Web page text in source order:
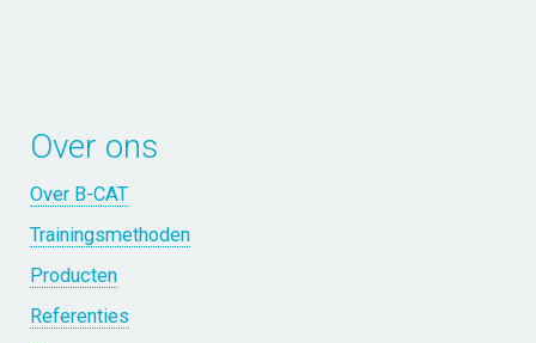
Over ons
Over B-CAT
Trainingsmethoden
Producten
Referenties